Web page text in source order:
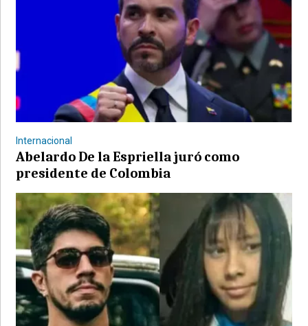
Internacional
Abelardo De la Espriella juró como
presidente de Colombia